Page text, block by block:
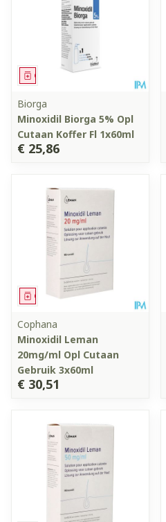
Geneesmiddel
Biorga
Minoxidil Biorga 5% Opl
Cutaan Koffer Fl 1x60ml
€ 25,86
Geneesmiddel
Cophana
Minoxidil Leman
20mg/ml Opl Cutaan
Gebruik 3x60ml
€ 30,51